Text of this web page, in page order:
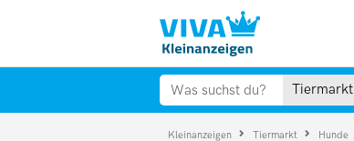
Tiermarkt
Kleinanzeigen Tiermarkt Hunde